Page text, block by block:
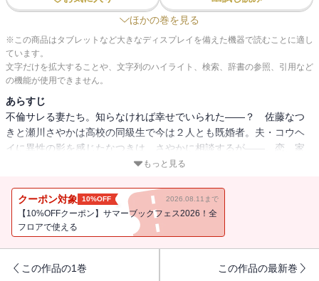
ほかの巻を見る
※この商品はタブレットなど大きなディスプレイを備えた機器で読むことに適し
ています。
文字だけを拡大することや、文字列のハイライト、検索、辞書の参照、引用など
の機能が使用できません。
あらすじ
不倫サレる妻たち。知らなければ幸せでいられた――？ 佐藤なつ
きと瀬川さやかは高校の同級生で今は２人とも既婚者。夫・コウヘ
イに異性の影を感じたなつきは、さやかに相談するが――。恋、家
庭、仕事、奪われる痛みの先にあるものは？ 分冊版第39巻！
もっと見る
クーポン対象 10%OFF 2026.08.11まで
【10%OFFクーポン】サマーブックフェス2026！全
フロアで使える
この作品の1巻 この作品の最新巻